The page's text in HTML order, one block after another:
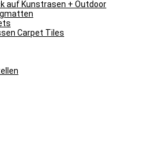
auf Kunstrasen + Outdoor
Carpet Tiles